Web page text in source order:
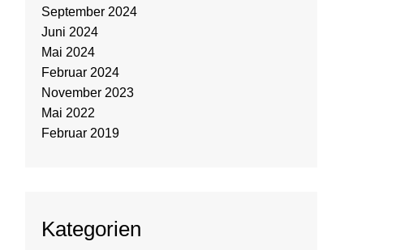
September 2024
Juni 2024
Mai 2024
Februar 2024
November 2023
Mai 2022
Februar 2019
Kategorien